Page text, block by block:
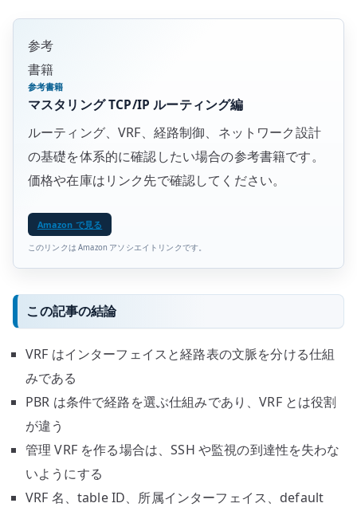
参考
書籍
参考書籍
マスタリング TCP/IP ルーティング編
ルーティング、VRF、経路制御、ネットワーク設計
の基礎を体系的に確認したい場合の参考書籍です。
価格や在庫はリンク先で確認してください。
Amazon で見る
このリンクは Amazon アソシエイトリンクです。
この記事の結論
VRF はインターフェイスと経路表の文脈を分ける仕組
みである
PBR は条件で経路を選ぶ仕組みであり、VRF とは役割
が違う
管理 VRF を作る場合は、SSH や監視の到達性を失わな
いようにする
VRF 名、table ID、所属インターフェイス、default